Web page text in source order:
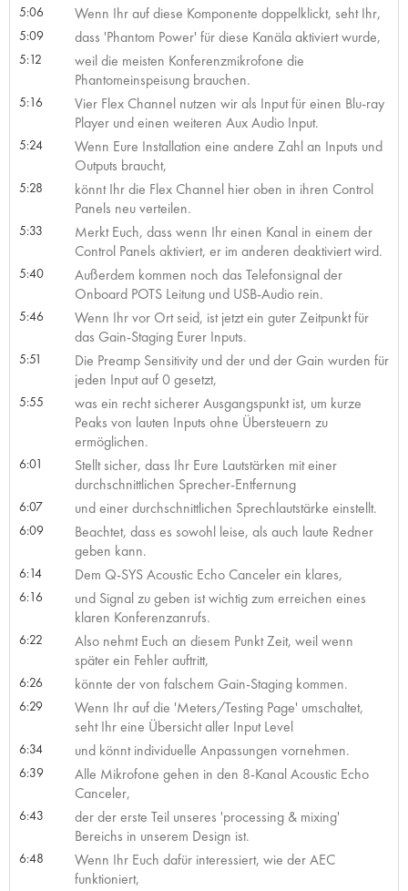
5:06 Wenn Ihr auf diese Komponente doppelklickt, seht Ihr,
5:09 dass 'Phantom Power' für diese Kanäla aktiviert wurde,
5:12
weil die meisten Konferenzmikrofone die
Phantomeinspeisung brauchen.
5:16
Vier Flex Channel nutzen wir als Input für einen Blu-ray
Player und einen weiteren Aux Audio Input.
5:24
Wenn Eure Installation eine andere Zahl an Inputs und
Outputs braucht,
5:28
könnt Ihr die Flex Channel hier oben in ihren Control
Panels neu verteilen.
5:33
Merkt Euch, dass wenn Ihr einen Kanal in einem der
Control Panels aktiviert, er im anderen deaktiviert wird.
5:40
Außerdem kommen noch das Telefonsignal der
Onboard POTS Leitung und USB-Audio rein.
5:46
Wenn Ihr vor Ort seid, ist jetzt ein guter Zeitpunkt für
das Gain-Staging Eurer Inputs.
5:51
Die Preamp Sensitivity und der und der Gain wurden für
jeden Input auf 0 gesetzt,
5:55
was ein recht sicherer Ausgangspunkt ist, um kurze
Peaks von lauten Inputs ohne Übersteuern zu
ermöglichen.
6:01
Stellt sicher, dass Ihr Eure Lautstärken mit einer
durchschnittlichen Sprecher-Entfernung
6:07 und einer durchschnittlichen Sprechlautstärke einstellt.
6:09
Beachtet, dass es sowohl leise, als auch laute Redner
geben kann.
6:14 Dem Q-SYS Acoustic Echo Canceler ein klares,
6:16
und Signal zu geben ist wichtig zum erreichen eines
klaren Konferenzanrufs.
6:22
Also nehmt Euch an diesem Punkt Zeit, weil wenn
später ein Fehler auftritt,
6:26 könnte der von falschem Gain-Staging kommen.
6:29
Wenn Ihr auf die 'Meters/Testing Page' umschaltet,
seht Ihr eine Übersicht aller Input Level
6:34 und könnt individuelle Anpassungen vornehmen.
6:39
Alle Mikrofone gehen in den 8-Kanal Acoustic Echo
Canceler,
6:43
der der erste Teil unseres 'processing & mixing'
Bereichs in unserem Design ist.
6:48
Wenn Ihr Euch dafür interessiert, wie der AEC
funktioniert,